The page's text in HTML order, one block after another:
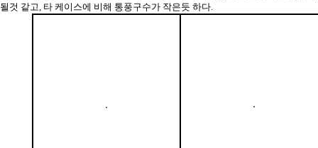
될것 같고, 타 케이스에 비해 통풍구수가 작은듯 하다.